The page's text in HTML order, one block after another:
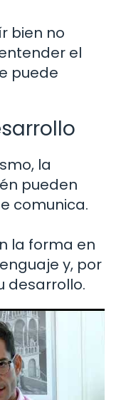
bien no
el
puede
la
pueden
comunica.
la forma en
y, por
desarrollo.